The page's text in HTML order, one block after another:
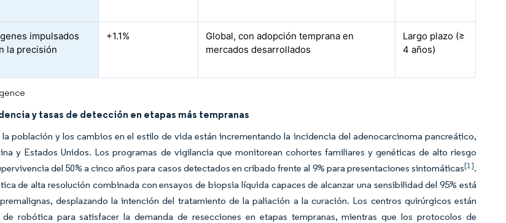
impulsados
la precisión
+1.1%
Global, con adopción temprana en
mercados desarrollados
Largo plazo (≥
4 años)
y tasas de detección en etapas más tempranas
población y los cambios en el estilo de vida están incrementando la incidencia del adenocarcinoma pancreático,
y Estados Unidos. Los programas de vigilancia que monitorean cohortes familiares y genéticas de alto riesgo
del 50% a cinco años para casos detectados en cribado frente al 9% para presentaciones sintomáticas[1].
de alta resolución combinada con ensayos de biopsia líquida capaces de alcanzar una sensibilidad del 95% está
desplazando la intención del tratamiento de la paliación a la curación. Los centros quirúrgicos están
de robótica para satisfacer la demanda de resecciones en etapas tempranas, mientras que los protocolos de